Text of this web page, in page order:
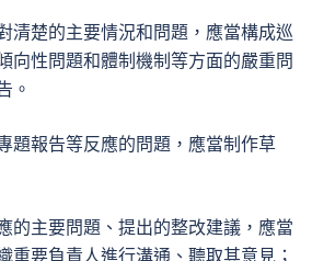
楚的主要情況和問題，應當構成巡
向性問題和體制機制等方面的嚴重問
。
題報告等反應的問題，應當制作草
的主要問題、提出的整改建議，應當
重要負責人進行溝通、聽取其意見；